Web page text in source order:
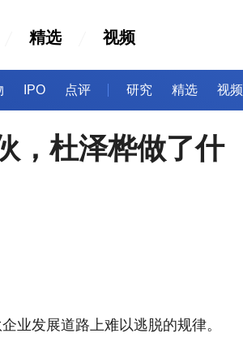
精选 视频
IPO 点评 研究 精选 视频
，杜泽桦做了什
业发展道路上难以逃脱的规律。